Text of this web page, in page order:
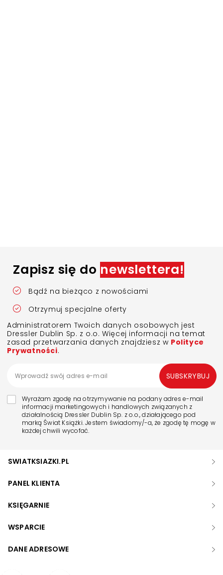
Zapisz się do newslettera!
Bądź na bieżąco z nowościami
Otrzymuj specjalne oferty
Administratorem Twoich danych osobowych jest
Dressler Dublin Sp. z o.o. Więcej informacji na temat
zasad przetwarzania danych znajdziesz w Polityce
Prywatności.
Wyrażam zgodę na otrzymywanie na podany adres e-mail
informacji marketingowych i handlowych związanych z
działalnością Dressler Dublin Sp. z o.o., działającego pod
marką Świat Książki. Jestem świadomy/-a, że zgodę tę mogę w
każdej chwili wycofać.
SUBSKRYBUJ
SWIATKSIAZKI.PL
PANEL KLIENTA
KSIĘGARNIE
WSPARCIE
DANE ADRESOWE